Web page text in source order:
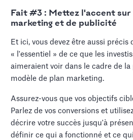
Fait #3 : Mettez l'accent
marketing et de publicité
Et ici, vous devez être aussi précis
« l'essentiel » de ce que les
aimeraient voir dans le cadre de
modèle de plan marketing.
Assurez-vous que vos objectifs
Parlez de vos conversions et
décrire votre succès jusqu'à
définir ce qui a fonctionné et ce